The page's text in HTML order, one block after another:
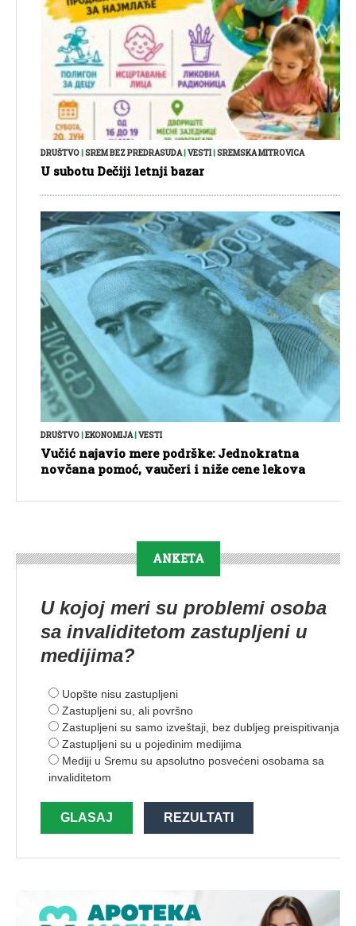
DRUŠTVO SREM BEZ PREDRASUDA| VESTI| SREMSKA MITROVICA
U subotu Dečiji letnji bazar
DRUŠTVO EKONOMIJA| VESTI
Vučić najavio mere podrške: Jednokratna
novčana pomoć, vaučeri i niže cene lekova
ANKETA
U kojoj meri su problemi osoba
sa invaliditetom zastupljeni u
medijima?
Uopšte nisu zastupljeni
Zastupljeni su, ali površno
Zastupljeni su samo izveštaji, bez dubljeg preispitivanja
Zastupljeni su u pojedinim medijima
Mediji u Sremu su apsolutno posvećeni osobama sa
invaliditetom
GLASAJ REZULTATI